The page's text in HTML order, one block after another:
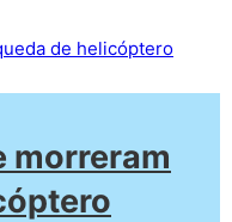
morreram